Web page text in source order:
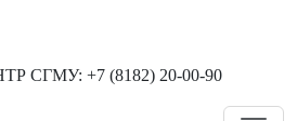
+7 (8182) 20-00-90